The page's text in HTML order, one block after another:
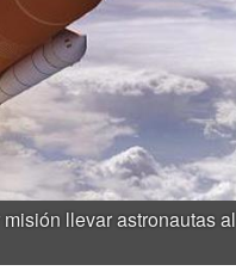
llevar astronautas al